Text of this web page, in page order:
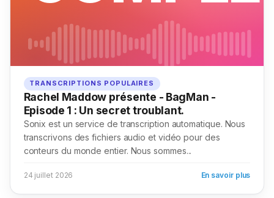
TRANSCRIPTIONS POPULAIRES
Rachel Maddow présente - BagMan -
Episode 1 : Un secret troublant.
Sonix est un service de transcription automatique. Nous
transcrivons des fichiers audio et vidéo pour des
conteurs du monde entier. Nous sommes...
24 juillet 2026 En savoir plus